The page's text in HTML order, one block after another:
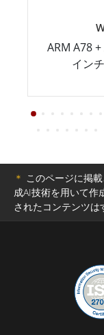
ARM A78
イン
＊ このページに掲
成AI技術を用いて作
されたコンテンツは